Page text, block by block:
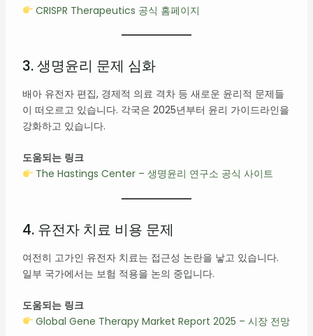
CRISPR Therapeutics 공식 홈페이지
3. 생명윤리 문제 심화
배아 유전자 편집, 경제적 의료 격차 등 새로운 윤리적 문제들
이 떠오르고 있습니다. 각국은 2025년부터 윤리 가이드라인을
강화하고 있습니다.
도움되는 링크
The Hastings Center – 생명윤리 연구소 공식 사이트
4. 유전자 치료 비용 문제
여전히 고가인 유전자 치료는 접근성 논란을 낳고 있습니다.
일부 국가에서는 보험 적용을 논의 중입니다.
도움되는 링크
Global Gene Therapy Market Report 2025 – 시장 전망